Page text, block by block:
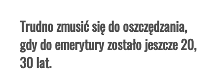
Trudno zmusić się do oszczędzania,
gdy do emerytury zostało jeszcze 20,
30 lat.